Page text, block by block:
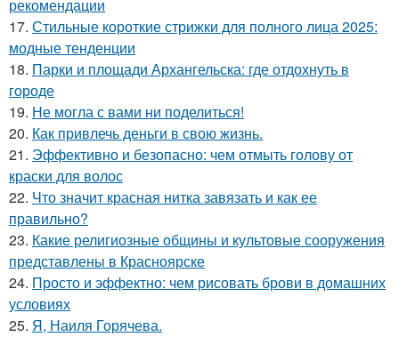
рекомендации
17. Стильные короткие стрижки для полного лица 2025:
модные тенденции
18. Парки и площади Архангельска: где отдохнуть в
городе
19. Не могла с вами ни поделиться!
20. Как привлечь деньги в свою жизнь.
21. Эффективно и безопасно: чем отмыть голову от
краски для волос
22. Что значит красная нитка завязать и как ее
правильно?
23. Какие религиозные общины и культовые сооружения
представлены в Красноярске
24. Просто и эффектно: чем рисовать брови в домашних
условиях
25. Я, Наиля Горячева.